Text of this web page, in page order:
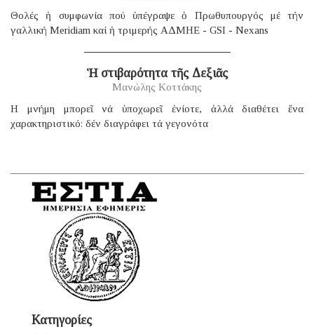
Θολές ἡ συμφωνία πού ὑπέγραψε ὁ Πρωθυπουργός μέ τήν
γαλλική Μeridiam καί ἡ τριμερής ΑΔΜΗΕ - GSI - Nexans
Ἡ στιβαρότητα τῆς Δεξιᾶς
Μανώλης Κοττάκης
H μνήμη μπορεῖ νά ὑποχωρεῖ ἐνίοτε, ἀλλά διαθέτει ἕνα
χαρακτηριστικό: δέν διαγράφει τά γεγονότα
Κατηγορίες